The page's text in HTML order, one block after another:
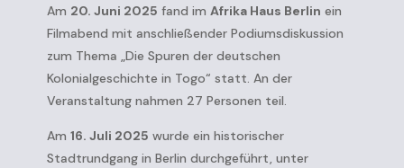
Am 20. Juni 2025 fand imAfrika Haus Berlin ein
Filmabend mit anschließender Podiumsdiskussion
zum Thema„Die Spuren der deutschen
Kolonialgeschichte in Togo“ statt. An der
Veranstaltung nahmen 27 Personen teil.
Am16. Juli 2025 wurde ein historischer
Stadtrundgang in Berlin durchgeführt, unter